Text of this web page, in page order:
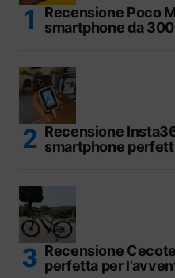
Recensione Poco
smartphone da
Recensione
smartphone
Recensione
perfetta per